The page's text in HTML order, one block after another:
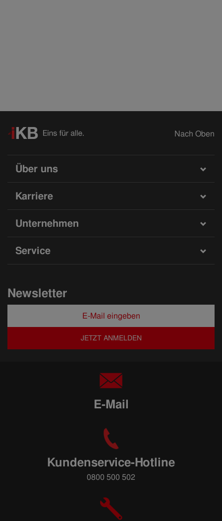
Nach Oben
Über uns
Karriere
Unternehmen
Service
Newsletter
JETZT ANMELDEN
E-Mail
Kundenservice-Hotline
0800 500 502